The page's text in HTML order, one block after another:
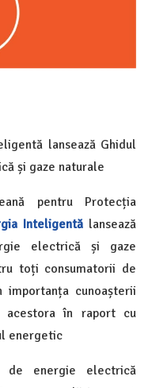
lansează Ghidul
și gaze naturale
pentru Protecția
Inteligentă lansează
electrică și gaze
toți consumatorii de
cunoașterii
acestora în raport cu
energetic
de energie electrică